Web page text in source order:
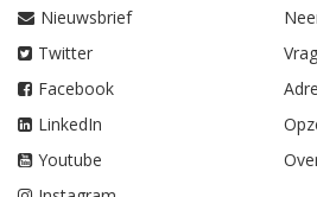
Nieuwsbrief
Twitter
Facebook
LinkedIn
Youtube